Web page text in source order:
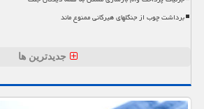
برداشت چوب از جنگلهای هیرکانی ممنوع ماند
جدیدترین ها